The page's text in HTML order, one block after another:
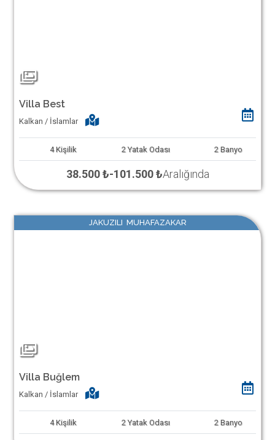
Villa Best
Kalkan / İslamlar
4 Kişilik 2 Yatak Odası 2 Banyo
38.500 ₺-101.500 ₺Aralığında
JAKUZILI MUHAFAZAKAR
Villa Buğlem
Kalkan / İslamlar
4 Kişilik 2 Yatak Odası 2 Banyo